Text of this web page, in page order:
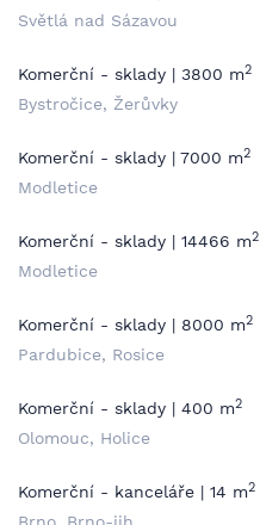
Světlá nad Sázavou
Komerční - sklady | 3800 m2
Bystročice, Žerůvky
Komerční - sklady | 7000 m2
Modletice
Komerční - sklady | 14466 m2
Modletice
Komerční - sklady | 8000 m2
Pardubice, Rosice
Komerční - sklady | 400 m2
Olomouc, Holice
Komerční - kanceláře | 14 m2